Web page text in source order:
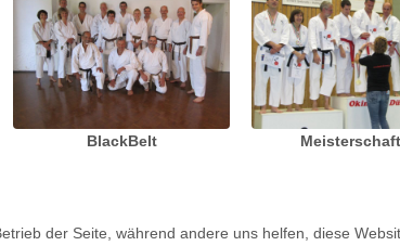
BlackBelt
der Seite, während andere uns helfen, diese